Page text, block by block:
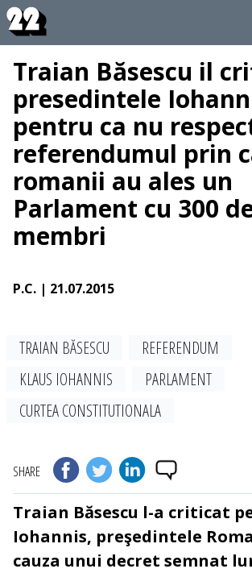
Traian Băsescu il
presedintele
pentru ca nu
referendumul prin
romanii au ales un
Parlament cu 300
membri
P.C. | 21.07.2015
TRAIAN BĂSESCU
REFERENDUM
KLAUS IOHANNIS
PARLAMENT
CURTEA CONSTITUTIONALA
SHARE
Traian Băsescu l-a criticat
Iohannis, preşedintele
cauza unui decret semnat